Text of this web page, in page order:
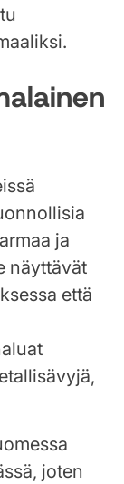
ja
näyttävät
että
joten